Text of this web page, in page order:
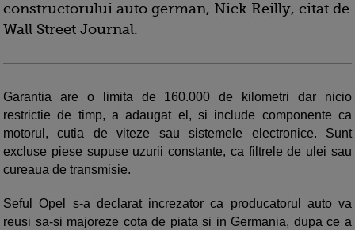
constructorului auto german, Nick Reilly, citat de
Wall Street Journal.
Garantia are o limita de 160.000 de kilometri dar nicio
restrictie de timp, a adaugat el, si include componente ca
motorul, cutia de viteze sau sistemele electronice. Sunt
excluse piese supuse uzurii constante, ca filtrele de ulei sau
cureaua de transmisie.
Seful Opel s-a declarat increzator ca producatorul auto va
reusi sa-si majoreze cota de piata si in Germania, dupa ce a